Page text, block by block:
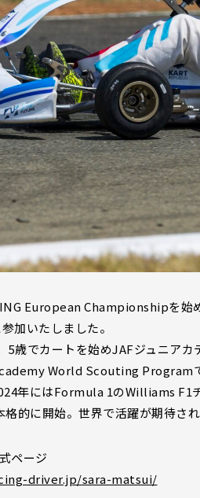
European Championshipを始
加いたしました。
5歳でカートを始めJAFジュニア
World Scouting Program
年にはFormula 1のWilliams F1
的に開始。世界で活躍が期待され
ページ
driver.jp/sara-matsui/